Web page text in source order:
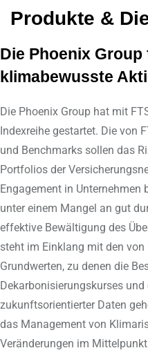
Produkte &
Die Phoenix
klimabewusste
Die Phoenix Group hat mit
Indexreihe gestartet. Die von
und Benchmarks sollen das
Portfolios der
Engagement in Unternehmen
unter einem Mangel an gut
effektive Bewältigung des
steht im Einklang mit den
Grundwerten, zu denen die
Dekarbonisierungskurses und
zukunftsorientierter Daten
das Management von
Veränderungen im